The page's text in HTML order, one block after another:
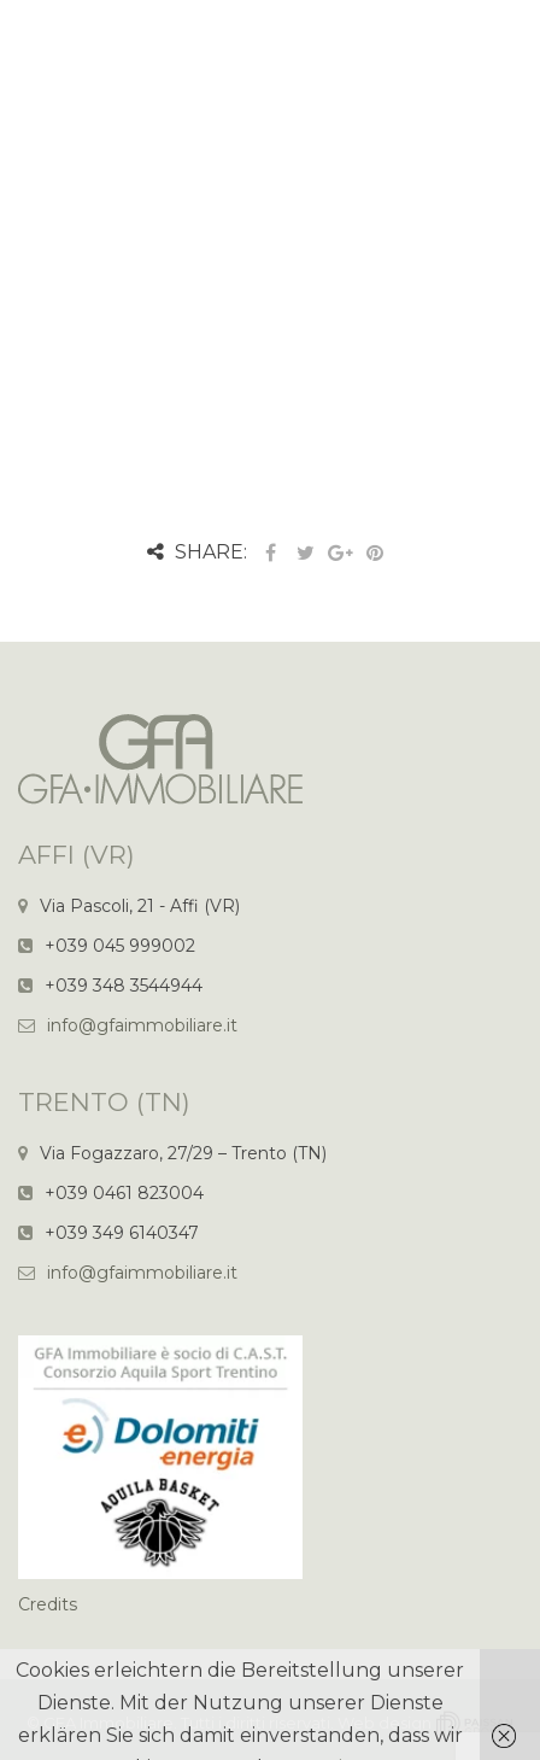
SHARE:
AFFI (VR)
Via Pascoli, 21 - Affi (VR)
+039 045 999002
+039 348 3544944
info@gfaimmobiliare.it
TRENTO (TN)
Via Fogazzaro, 27/29 – Trento (TN)
+039 0461 823004
+039 349 6140347
info@gfaimmobiliare.it
Credits
© GFA Immobiliare . Tutti i diritti riservati. Web design
Cookies erleichtern die Bereitstellung unserer
Dienste. Mit der Nutzung unserer Dienste
erklären Sie sich damit einverstanden, dass wir